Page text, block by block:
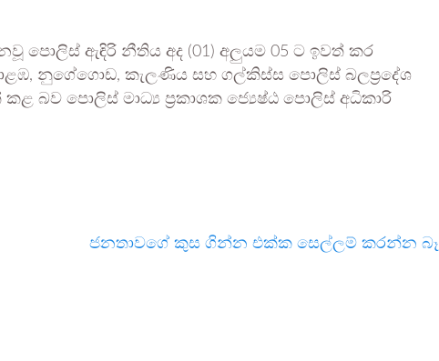
පොලිස් ඇඳිරි නීතිය අද (01) අලුයම 05 ට ඉවත් කර
නුගේගොඩ, කැලණිය සහ ගල්කිස්ස පොලිස් බලප්‍රදේශ
බව පොලිස් මාධ්‍ය ප්‍රකාශක ජ්‍යෙෂ්ඨ පොලිස් අධිකාරි
ජනතාවගේ කුස ගින්න එක්ක සෙල්ලම් කරන්න බෑ